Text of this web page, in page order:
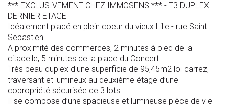
*** EXCLUSIVEMENT CHEZ IMMOSENS *** - T3 DUPLEX
DERNIER ETAGE
Idéalement placé en plein coeur du vieux Lille - rue Saint
Sebastien
A proximité des commerces, 2 minutes à pied de la
citadelle, 5 minutes de la place du Concert.
Très beau duplex d'une superficie de 95,45m2 loi carrez,
traversant et lumineux au deuxième étage d’une
copropriété sécurisée de 3 lots.
Il se compose d’une spacieuse et lumineuse pièce de vie